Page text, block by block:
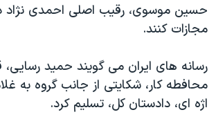
نرگس محمدی برنده جایزه نوبل صلح
صفحه‌های ویژه
سفر پرزیدنت ترامپ به چین
حسین موسوی، رقیب اصلی احمدی نژاد در
مجازات کنند.
رسانه های ایران می گویند حمید رسایی،
محافطه کار، شکایتی از جانب گروه به
اژه ای، دادستان کل، تسلیم کرد.